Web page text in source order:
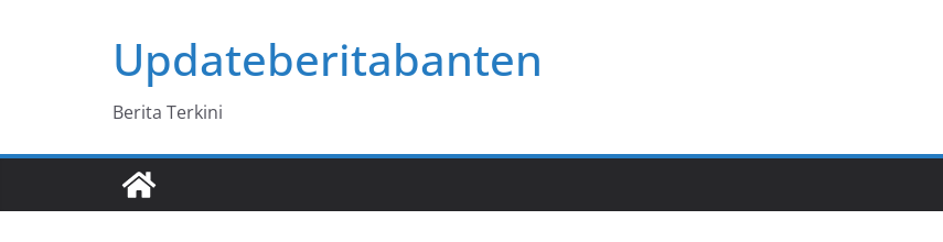
Updateberitabanten
Berita Terkini